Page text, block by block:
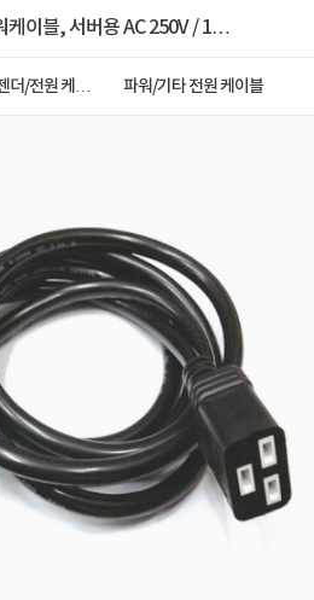
이블, 서버용 AC 250V / 16A
더/전원 케이
파워/기타 전원 케이블